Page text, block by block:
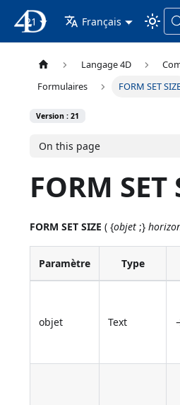
4D Documentation
21 Français
Langage 4D
Formulaires
FORM SET
Version : 21
On this page
FORM SET
FORM SET SIZE ( {objet ;}
Paramètre Type
objet Text